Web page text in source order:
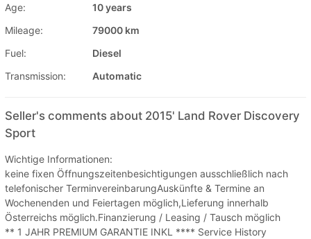
Age:
10 years
Mileage:
79000 km
Fuel:
Diesel
Transmission:
Automatic
Seller's comments about 2015' Land Rover Discovery
Sport
Wichtige Informationen:
keine fixen Öffnungszeitenbesichtigungen ausschließlich nach
telefonischer TerminvereinbarungAuskünfte & Termine an
Wochenenden und Feiertagen möglich,Lieferung innerhalb
Österreichs möglich.Finanzierung / Leasing / Tausch möglich
** 1 JAHR PREMIUM GARANTIE INKL **** Service History